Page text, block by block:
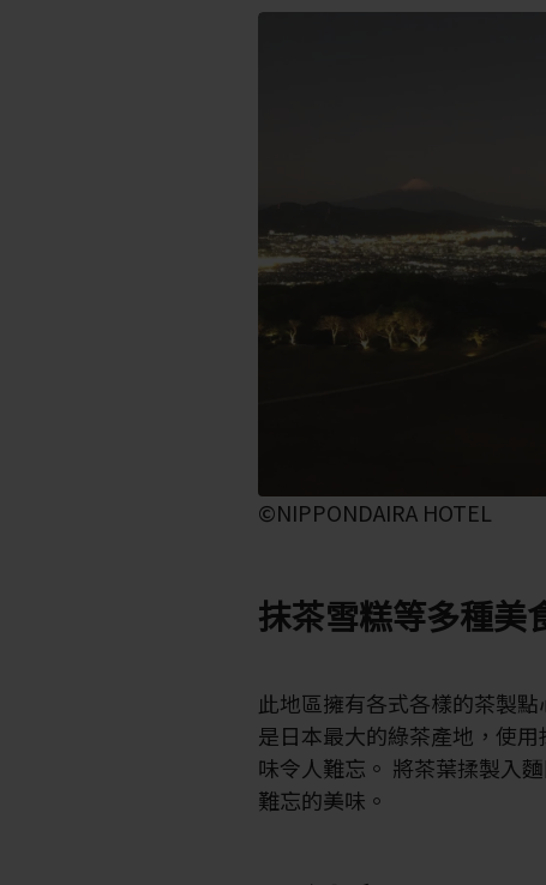
©NIPPONDAIRA HOTEL
抹茶雪糕等多種美
此地區擁有各式各樣的茶製
是日本最大的綠茶產地，使
味令人難忘。 將茶葉揉製入
難忘的美味。